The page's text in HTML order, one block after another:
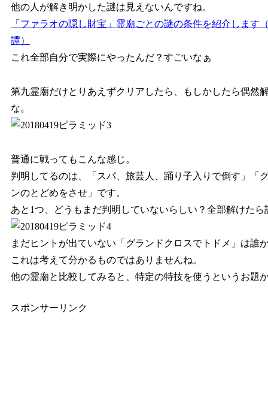
他の人が解き明かした謎は見えないんですね。
「ファラオの隠し財宝」霊廟ごとの謎の条件を紹介します
譚）
これ全部自分で実際にやったんだ？すごいなぁ
第九霊廟だけとりあえずクリアしたら、もしかしたら偶然
な。
普通に戦ってもこんな感じ。
判明してるのは、「スパ、旅芸人、踊り子入りで倒す」「
ンのとどめをさせ」です。
あと1つ、どうもまだ判明していないらしい？全部解けたら
まだヒントが出ていない「グランドクロスでトドメ」は誰
これは考えて分かるものではありませんね。
他の霊廟と比較してみると、特定の特技を使うというお題
スポンサーリンク